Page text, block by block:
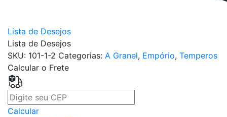
Lista de Desejos
Lista de Desejos
SKU: 101-1-2 Categorias: A Granel, Empório, Temperos
Calcular o Frete
Calcular